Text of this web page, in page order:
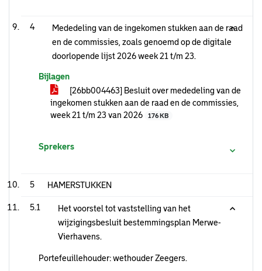
4
Mededeling van de ingekomen stukken aan de raad
en de commissies, zoals genoemd op de digitale
doorlopende lijst 2026 week 21 t/m 23.
Bijlagen
[26bb004463] Besluit over mededeling van de
ingekomen stukken aan de raad en de commissies,
week 21 t/m 23 van 2026
176 KB
Sprekers
5 HAMERSTUKKEN
5.1
Het voorstel tot vaststelling van het
wijzigingsbesluit bestemmingsplan Merwe-
Vierhavens.
Portefeuillehouder: wethouder Zeegers.